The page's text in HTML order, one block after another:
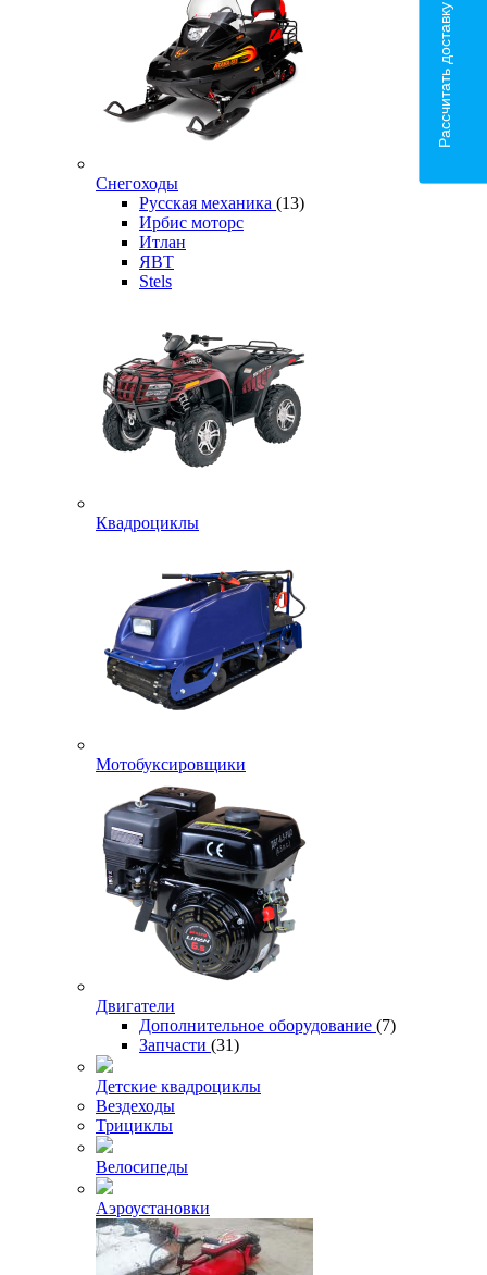
Снегоходы
Русская механика (13)
Ирбис моторс
Итлан
ЯВТ
Stels
Квадроциклы
Мотобуксировщики
Двигатели
Дополнительное оборудование (7)
Запчасти (31)
Детские квадроциклы
Вездеходы
Трициклы
Велосипеды
Аэроустановки
Рассчитать доставку